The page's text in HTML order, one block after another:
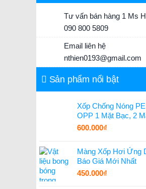
Tư vấn bán hàng 1 Ms
090 800 5809
Email liên hệ
nthien0193@gmail.com
Sản phẩm nổi bật
Xốp Chống Nóng
OPP 1 Mặt Bạc, 2
600.000₫
Màng Xốp Hơi Ứng
Báo Giá Mới Nhất
450.000₫